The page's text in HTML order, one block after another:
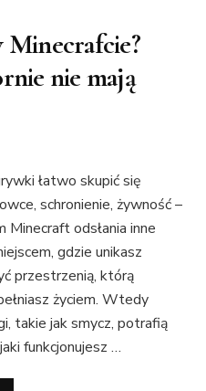
Minecrafcie?
nie mają
łatwo skupić się
schronienie, żywność –
Minecraft odsłania inne
gdzie unikasz
przestrzenią, którą
życiem. Wtedy
takie jak smycz, potrafią
funkcjonujesz …